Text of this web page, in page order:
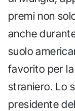
premi non
anche
suolo
favorito per
straniero. Lo
presidente